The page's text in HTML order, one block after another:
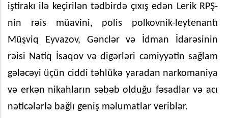
iştirakı ilə keçirilən tədbirdə çıxış edən Lerik RPŞ-
nin rəis müavini, polis polkovnik-leytenantı
Müşviq Eyvazov, Gənclər və İdman İdarəsinin
rəisi Natiq İsaqov və digərləri cəmiyyətin sağlam
gələcəyi üçün ciddi təhlükə yaradan narkomaniya
və erkən nikahların səbəb olduğu fəsadlar və acı
nəticələrlə bağlı geniş məlumatlar veriblər.